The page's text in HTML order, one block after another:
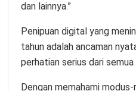
dan lainnya.”
Penipuan digital yang
tahun adalah ancaman
perhatian serius dari semua
Dengan memahami